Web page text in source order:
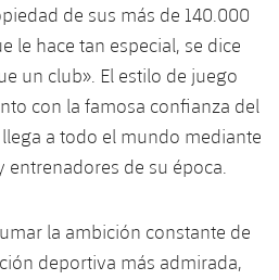
de sus más de 140.000
le hace tan especial, se dice
un club». El estilo de juego
con la famosa confianza del
a todo el mundo mediante
de su época.
la ambición constante de
deportiva más admirada,